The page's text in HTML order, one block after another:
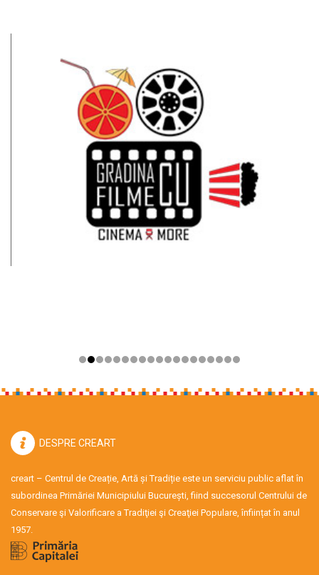
DESPRE CREART
creart – Centrul de Creație, Artă și Tradiție este un serviciu public aflat în
subordinea Primăriei Municipiului București, fiind succesorul Centrului de
Conservare şi Valorificare a Tradiţiei şi Creaţiei Populare, înființat în anul
1957.